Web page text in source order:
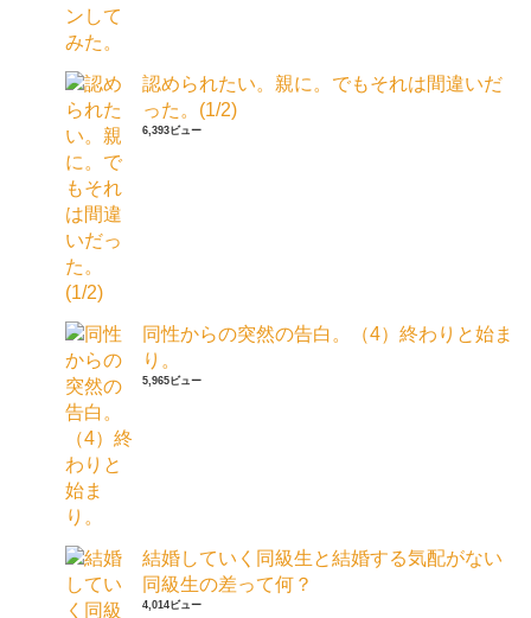
認められたい。親に。でもそれは間違いだ
った。(1/2)
6,393ビュー
同性からの突然の告白。（4）終わりと始ま
り。
5,965ビュー
結婚していく同級生と結婚する気配がない
同級生の差って何？
4,014ビュー